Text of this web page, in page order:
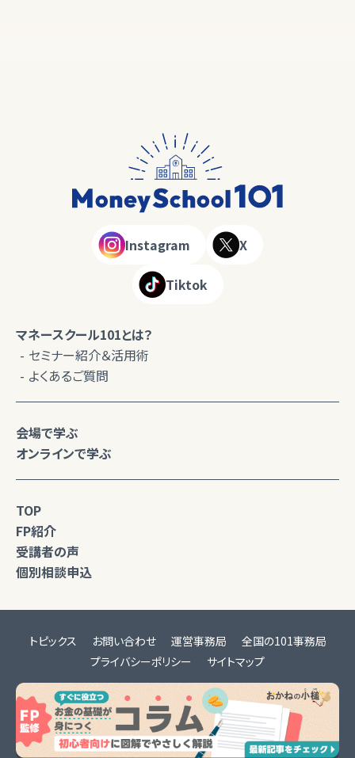
Instagram X
Tiktok
マネースクール101とは？
セミナー紹介＆活用術
よくあるご質問
会場で学ぶ
オンラインで学ぶ
TOP
FP紹介
受講者の声
個別相談申込
トピックス お問い合わせ 運営事務局
全国の101事務局
プライバシーポリシー
サイトマップ